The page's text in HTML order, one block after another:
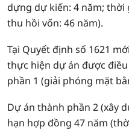
dựng dự kiến: 4 năm; thời
thu hồi vốn: 46 năm).
Tại Quyết định số 1621
thực hiện dự án được
phần 1 (giải phóng mặt
Dự án thành phần 2 (xây
hạn hợp đồng 47 năm